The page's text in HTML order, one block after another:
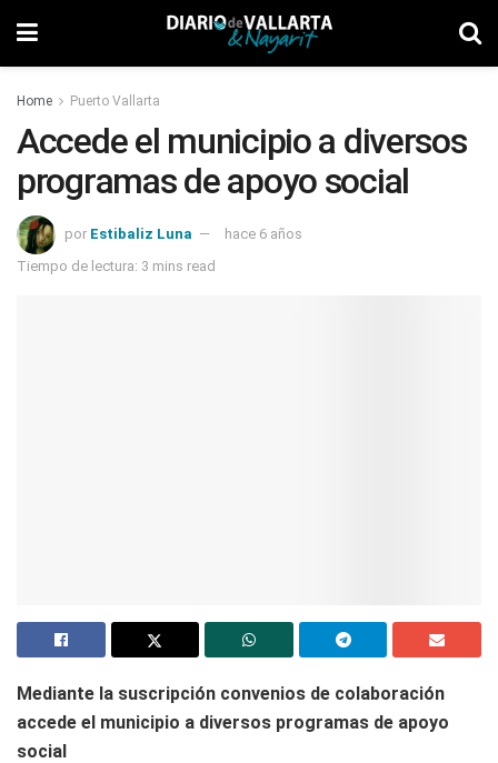
Home Puerto Vallarta
Accede el municipio a diversos
programas de apoyo social
por Estibaliz Luna
hace 6 años
Tiempo de lectura: 3 mins read
Mediante la suscripción convenios de colaboración
accede el municipio a diversos programas de apoyo
social